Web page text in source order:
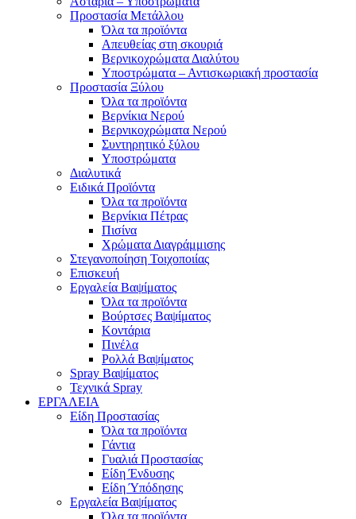
Προστασία Μετάλλου
Όλα τα προϊόντα
Απευθείας στη σκουριά
Βερνικοχρώματα Διαλύτου
Υποστρώματα – Αντισκωριακή προστασία
Προστασία Ξύλου
Όλα τα προϊόντα
Βερνίκια Νερού
Βερνικοχρώματα Νερού
Συντηρητικό ξύλου
Υποστρώματα
Διαλυτικά
Ειδικά Προϊόντα
Όλα τα προϊόντα
Βερνίκια Πέτρας
Πισίνα
Χρώματα Διαγράμμισης
Στεγανοποίηση Τοιχοποιίας
Επισκευή
Εργαλεία Βαψίματος
Όλα τα προϊόντα
Βούρτσες Βαψίματος
Κοντάρια
Πινέλα
Ρολλά Βαψίματος
Spray Βαψίματος
Τεχνικά Spray
ΕΡΓΑΛΕΙΑ
Είδη Προστασίας
Όλα τα προϊόντα
Γάντια
Γυαλιά Προστασίας
Είδη Ένδυσης
Είδη Ύπόδησης
Εργαλεία Βαψίματος
Όλα τα προϊόντα